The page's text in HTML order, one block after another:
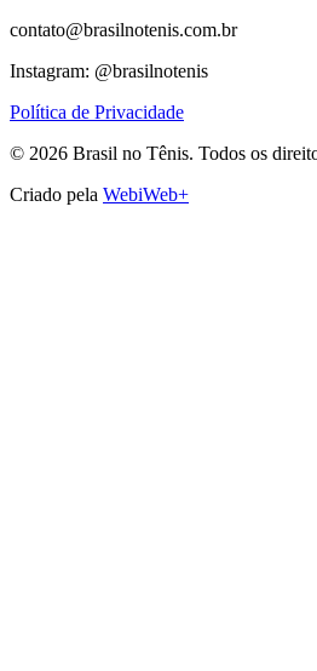
contato@brasilnotenis.com.br
Instagram: @brasilnotenis
Política de Privacidade
© 2026 Brasil no Tênis. Todos os
Criado pela WebiWeb+